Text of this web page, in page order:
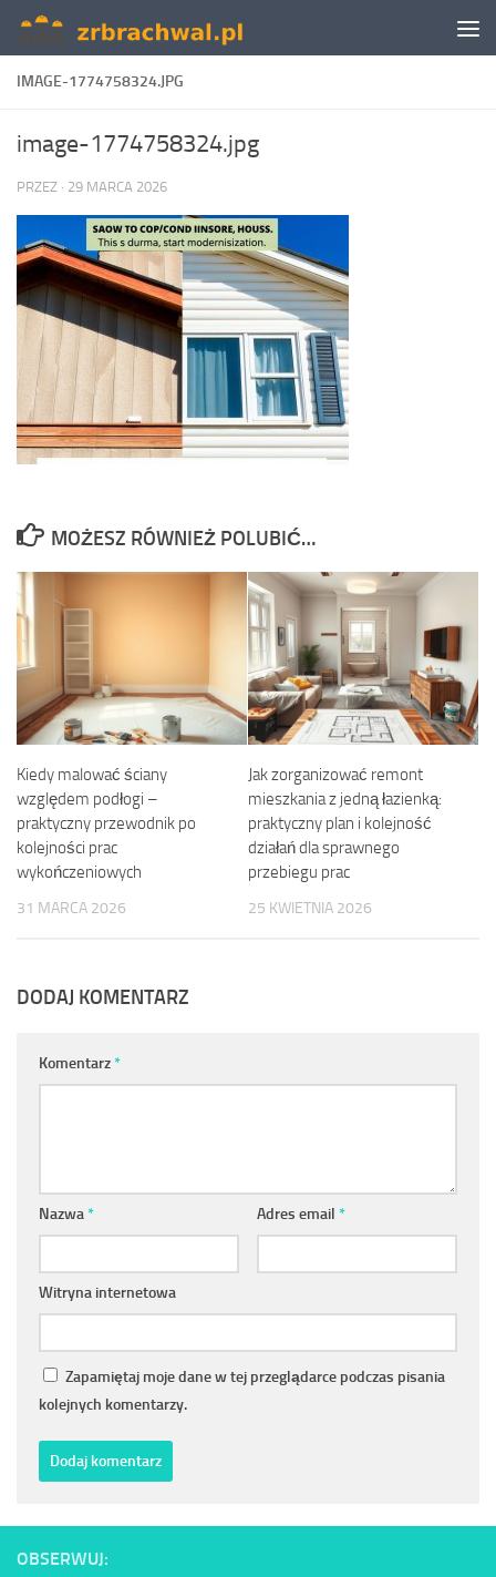
Skip to content
IMAGE-1774758324.JPG
image-1774758324.jpg
PRZEZ · 29 MARCA 2026
MOŻESZ RÓWNIEŻ POLUBIĆ…
Kiedy malować ściany
względem podłogi –
praktyczny przewodnik po
kolejności prac
wykończeniowych
31 MARCA 2026
Jak zorganizować remont
mieszkania z jedną łazienką:
praktyczny plan i kolejność
działań dla sprawnego
przebiegu prac
25 KWIETNIA 2026
DODAJ KOMENTARZ
Komentarz*
Nazwa* Adres email *
Witryna internetowa
Zapamiętaj moje dane w tej przeglądarce podczas pisania
kolejnych komentarzy.
OBSERWUJ: